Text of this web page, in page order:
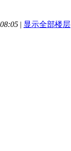
| 显示全部楼层